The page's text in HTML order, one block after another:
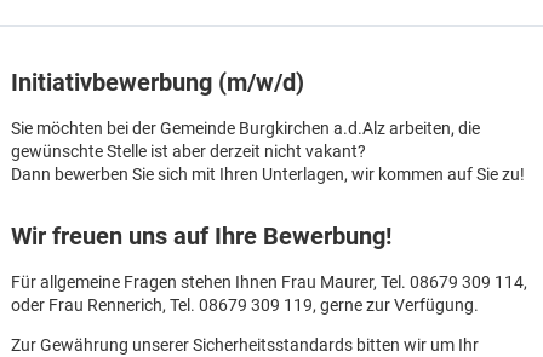
Initiativbewerbung (m/w/d)
Sie möchten bei der Gemeinde Burgkirchen a.d.Alz arbeiten, die
gewünschte Stelle ist aber derzeit nicht vakant?
Dann bewerben Sie sich mit Ihren Unterlagen, wir kommen auf Sie zu!
Wir freuen uns auf Ihre Bewerbung!
Für allgemeine Fragen stehen Ihnen Frau Maurer, Tel. 08679 309 114,
oder Frau Rennerich, Tel. 08679 309 119, gerne zur Verfügung.
Zur Gewährung unserer Sicherheitsstandards bitten wir um Ihr